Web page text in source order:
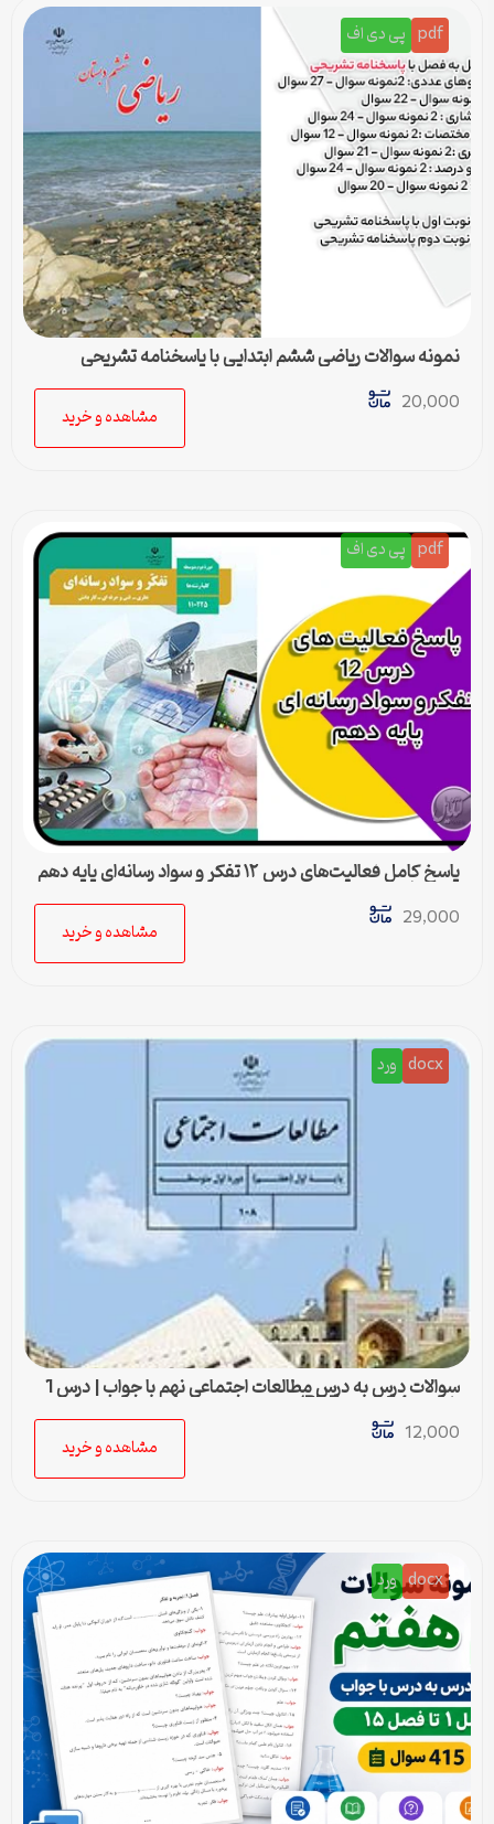
pdf پی دی اف
نمونه سوالات ریاضی ششم ابتدایی با پاسخنامه تشریحی
20,000
مشاهده و خرید
pdf پی دی اف
پاسخ کامل فعالیت‌های درس ۱۲ تفکر و سواد رسانه‌ای پایه دهم
متوسطه دوم
29,000
مشاهده و خرید
docx ورد
سوالات درس به درس مطالعات اجتماعی نهم با جواب | درس 1
تا درس 24 (ورد و PDF)
12,000
مشاهده و خرید
docx ورد